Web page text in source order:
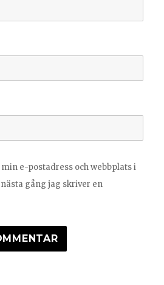
e-postadress och webbplats i
gång jag skriver en